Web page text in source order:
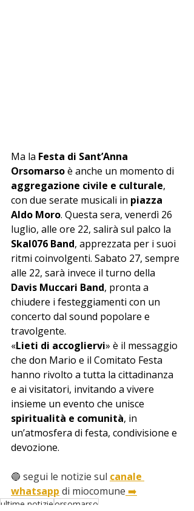
Ma la Festa di Sant’Anna
Orsomarso è anche un momento di
aggregazione civile e culturale,
con due serate musicali in piazza
Aldo Moro. Questa sera, venerdì 26
luglio, alle ore 22, salirà sul palco la
Skal076 Band, apprezzata per i suoi
ritmi coinvolgenti. Sabato 27, sempre
alle 22, sarà invece il turno della
Davis Muccari Band, pronta a
chiudere i festeggiamenti con un
concerto dal sound popolare e
travolgente.
«Lieti di accogliervi» è il messaggio
che don Mario e il Comitato Festa
hanno rivolto a tutta la cittadinanza
e ai visitatori, invitando a vivere
insieme un evento che unisce
spiritualità e comunità, in
un’atmosfera di festa, condivisione e
devozione.
🔵 segui le notizie sul canale
whatsapp di miocomune ➡️
ultime notizieorsomarso